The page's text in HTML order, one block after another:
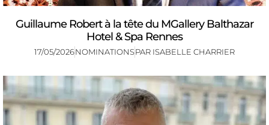
Guillaume Robert à la tête du MGallery Balthazar
Hotel & Spa Rennes
17/05/2026NOMINATIONSPAR ISABELLE CHARRIER